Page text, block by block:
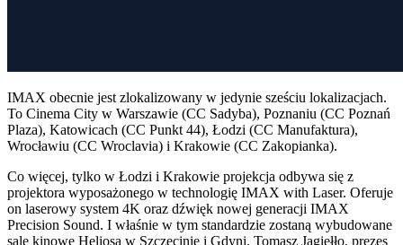
IMAX obecnie jest zlokalizowany w jedynie sześciu lokalizacjach.
To Cinema City w Warszawie (CC Sadyba), Poznaniu (CC Poznań
Plaza), Katowicach (CC Punkt 44), Łodzi (CC Manufaktura),
Wrocławiu (CC Wroclavia) i Krakowie (CC Zakopianka).
Co więcej, tylko w Łodzi i Krakowie projekcja odbywa się z
projektora wyposażonego w technologię IMAX with Laser. Oferuje
on laserowy system 4K oraz dźwięk nowej generacji IMAX
Precision Sound. I właśnie w tym standardzie zostaną wybudowane
sale kinowe Heliosa w Szczecinie i Gdyni. Tomasz Jagiełło, prezes